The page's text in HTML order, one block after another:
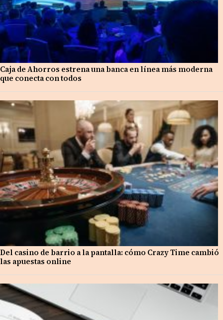
Caja de Ahorros estrena una banca en línea más moderna
que conecta con todos
Del casino de barrio a la pantalla: cómo Crazy Time cambió
las apuestas online